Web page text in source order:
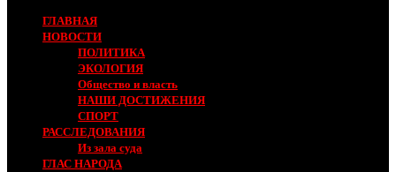
ГЛАВНАЯ
НОВОСТИ
ПОЛИТИКА
ЭКОЛОГИЯ
Общество и власть
НАШИ ДОСТИЖЕНИЯ
СПОРТ
РАССЛЕДОВАНИЯ
Из зала суда
ГЛАС НАРОДА